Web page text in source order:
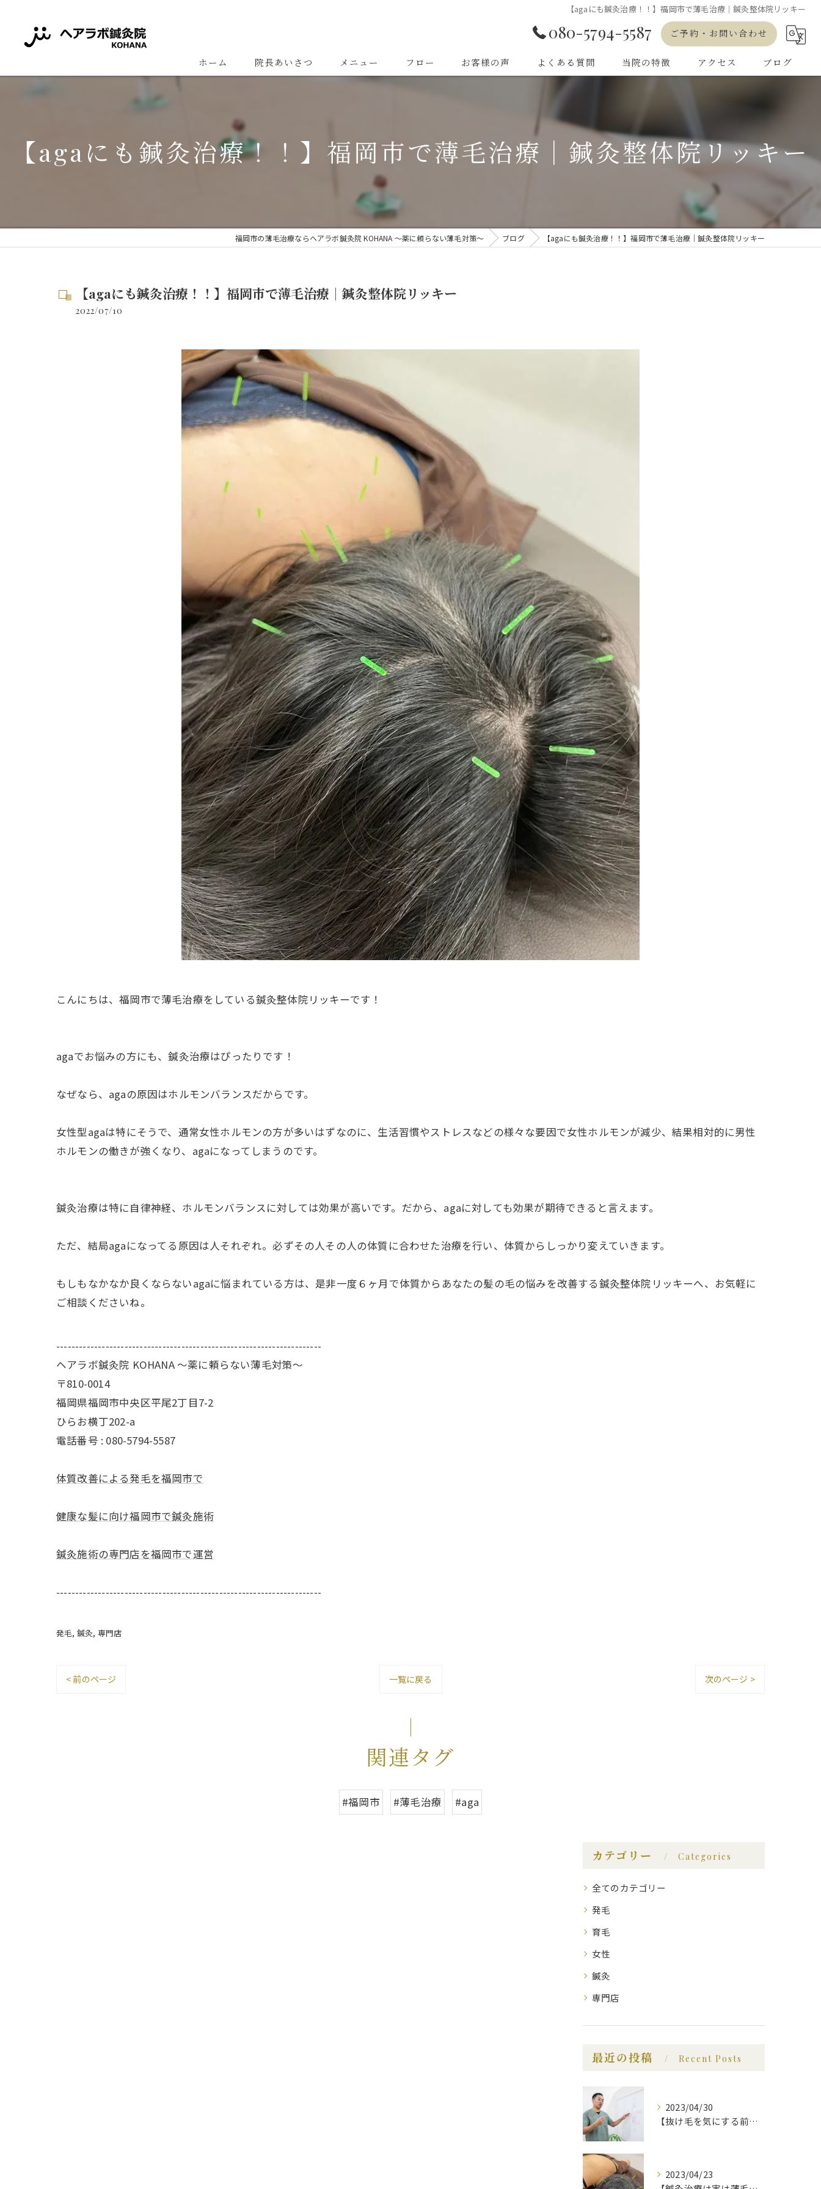
【agaにも鍼灸治療！！】福岡市で薄毛治療｜鍼灸整体院リッキー
080-5794-5587 ご予約・お問い合わせ
ホーム 院長あいさつ メニュー フロー お客様の声 よくある質問 当院の特徴
育毛
女性
アクセス ブログ
【agaにも鍼灸治療！！】福岡市で薄毛治療｜鍼灸整体院リッキー
福岡市の薄毛治療ならヘアラボ鍼灸院 KOHANA 〜薬に頼らない薄毛対策〜 ブログ 【agaにも鍼灸治療！！】福岡市で薄毛治療｜鍼灸整体院リッキー
【agaにも鍼灸治療！！】福岡市で薄毛治療｜鍼灸整体院リッキー
2022/07/10
こんにちは、福岡市で薄毛治療をしている鍼灸整体院リッキーです！
agaでお悩みの方にも、鍼灸治療はぴったりです！
なぜなら、agaの原因はホルモンバランスだからです。
女性型agaは特にそうで、通常女性ホルモンの方が多いはずなのに、生活習慣やストレスなどの様々な要因で女性ホルモンが減少、結果相対的に男性
ホルモンの働きが強くなり、agaになってしまうのです。
鍼灸治療は特に自律神経、ホルモンバランスに対しては効果が高いです。だから、agaに対しても効果が期待できると言えます。
ただ、結局agaになってる原因は人それぞれ。必ずその人その人の体質に合わせた治療を行い、体質からしっかり変えていきます。
もしもなかなか良くならないagaに悩まれている方は、是非一度６ヶ月で体質からあなたの髪の毛の悩みを改善する鍼灸整体院リッキーへ、お気軽に
ご相談くださいね。
----------------------------------------------------------------------
ヘアラボ鍼灸院 KOHANA 〜薬に頼らない薄毛対策〜
〒810-0014
福岡県福岡市中央区平尾2丁目7-2
ひらお横丁202-a
電話番号 : 080-5794-5587
体質改善による発毛を福岡市で
健康な髪に向け福岡市で鍼灸施術
鍼灸施術の専門店を福岡市で運営
----------------------------------------------------------------------
発毛 鍼灸 専門店
< 前のページ 一覧に戻る 次のページ >
関連タグ
#福岡市 #薄毛治療 #aga
カテゴリー Categories
全てのカテゴリー
発毛
育毛
女性
鍼灸
専門店
最近の投稿 Recent Posts
2023/04/30
【抜け毛を気にする前に、知っておいてほしい事】福岡市で薄毛治療｜福岡薄毛専門鍼灸センター
2023/04/23